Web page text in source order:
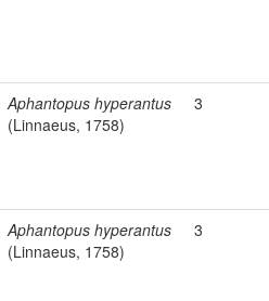
Aphantopus hyperantus
(Linnaeus, 1758)
3
Aphantopus hyperantus
(Linnaeus, 1758)
3